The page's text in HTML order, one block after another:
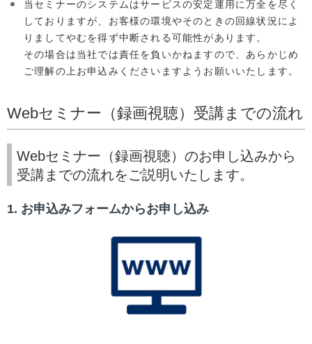
当セミナーのシステムはサービスの安定運用に万全を尽く
しておりますが、お客様の環境やそのときの回線状況によ
りましてやむを得ず中断される可能性があります。
その場合は当社では責任を負いかねますので、あらかじめ
ご理解の上お申込みくださいますようお願いいたします。
Webセミナー（録画視聴）受講までの流れ
Webセミナー（録画視聴）のお申し込みから
受講までの流れをご説明いたします。
1. お申込みフォームからお申し込み